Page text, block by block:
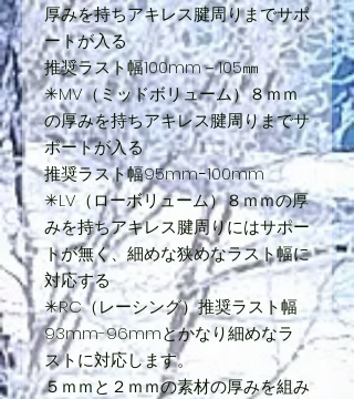
厚みを持ちアキレス腱周りまでサポ
ートが入る
推奨ラスト幅100mm－105㎜
✳︎MV（ミッドボリューム）８ｍｍ
の厚みを持ちアキレス腱周りまでサ
ポートが入る
推奨ラスト幅95mmｰ100mm
✳︎LV（ローボリューム）８ｍｍの厚
みを持ちアキレス腱周りにはサポー
トが無く、細めな狭めなラスト幅に
対応する
✳︎RC（レーシング）推奨ラスト幅
93mm-96mmとかなり細めなラ
ストに対応します。
５ｍｍと２ｍｍの素材の厚みを組み